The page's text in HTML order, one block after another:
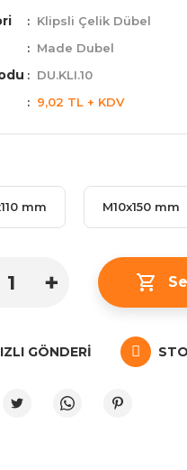
Klipsli Çelik Dübel
Made Dubel
DU.KLI.10
9,02 TL + KDV
mm M10x150 mm
GÖNDERI